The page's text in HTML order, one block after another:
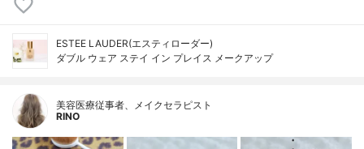
ESTEE LAUDER(エスティローダー)
ダブル ウェア ステイ イン プレイス メークアップ
美容医療従事者、メイクセラピスト
RINO